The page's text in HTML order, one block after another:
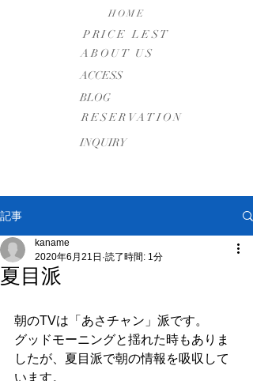
HOME
PRICE LEST
ABOUT US
​ACCESS
BLOG
RESERVATION
INQUIRY
記事
夏目派
kaname
2020年6月21日 読了時間: 1分
朝のTVは「あさチャン」派です。
グッドモーニングと揺れた時もありま
したが、夏目派で朝の情報を吸収して
います。